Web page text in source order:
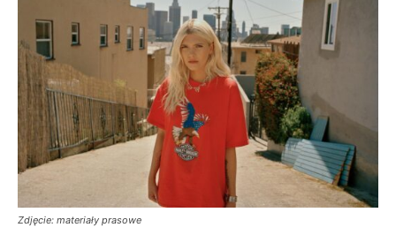
Zdjęcie: materiały prasowe